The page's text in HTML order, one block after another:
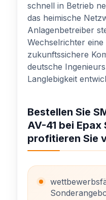
schnell in Betrieb
das heimische
Anlagenbetreiber
Wechselrichter
zukunftssichere
deutsche
Langlebigkeit
Bestellen Sie
AV-41 bei Epax
profitieren Sie